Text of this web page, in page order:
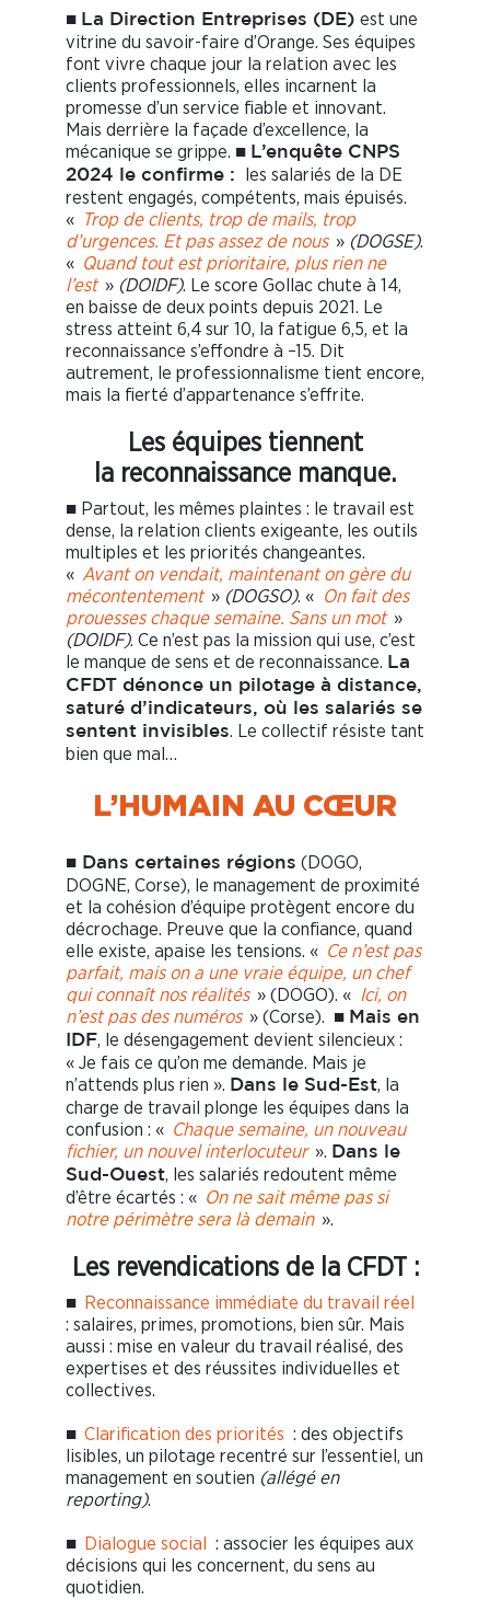
■ La Direction Entreprises (DE) est une
vitrine du savoir-faire d’Orange. Ses équipes
font vivre chaque jour la relation avec les
clients professionnels, elles incarnent la
promesse d’un service fiable et innovant.
Mais derrière la façade d’excellence, la
mécanique se grippe. ■ L’enquête CNPS
2024 le confirme :
les salariés de la DE
restent engagés, compétents, mais épuisés.
« Trop de clients, trop de mails, trop
d’urgences. Et pas assez de nous » (DOGSE).
« Quand tout est prioritaire, plus rien ne
l’est » (DOIDF). Le score Gollac chute à 14,
en baisse de deux points depuis 2021. Le
stress atteint 6,4 sur 10, la fatigue 6,5, et la
reconnaissance s’effondre à –15. Dit
autrement, le professionnalisme tient encore,
mais la fierté d’appartenance s’effrite.
Les équipes tiennent
la reconnaissance manque.
■ Partout, les mêmes plaintes : le travail est
dense, la relation clients exigeante, les outils
multiples et les priorités changeantes.
« Avant on vendait, maintenant on gère du
mécontentement » (DOGSO). « On fait des
prouesses chaque semaine. Sans un mot »
(DOIDF). Ce n’est pas la mission qui use, c’est
le manque de sens et de reconnaissance. La
CFDT dénonce un pilotage à distance,
saturé d’indicateurs, où les salariés se
sentent invisibles. Le collectif résiste tant
bien que mal…
L’HUMAIN AU CŒUR
■ Dans certaines régions (DOGO,
DOGNE, Corse), le management de proximité
et la cohésion d’équipe protègent encore du
décrochage. Preuve que la confiance, quand
elle existe, apaise les tensions. « Ce n’est pas
parfait, mais on a une vraie équipe, un chef
qui connaît nos réalités » (DOGO). « Ici, on
n’est pas des numéros » (Corse). ■ Mais en
IDF, le désengagement devient silencieux :
« Je fais ce qu’on me demande. Mais je
n’attends plus rien ». Dans le Sud-Est, la
charge de travail plonge les équipes dans la
confusion : « Chaque semaine, un nouveau
fichier, un nouvel interlocuteur ». Dans le
Sud-Ouest, les salariés redoutent même
d’être écartés : « On ne sait même pas si
notre périmètre sera là demain ».
Les revendications de la CFDT :
■ Reconnaissance immédiate du travail réel
: salaires, primes, promotions, bien sûr. Mais
aussi : mise en valeur du travail réalisé, des
expertises et des réussites individuelles et
collectives.
■ Clarification des priorités : des objectifs
lisibles, un pilotage recentré sur l’essentiel, un
management en soutien (allégé en
reporting).
■ Dialogue social
: associer les équipes aux
décisions qui les concernent, du sens au
quotidien.